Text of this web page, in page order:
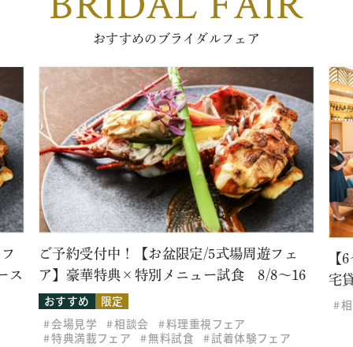
おすすめのブライダルフェア
ス
ご予約受付中！【お盆限定/5式場周遊フェ
ア】豪華特典×特別メニュー試食 8/8～16
おすすめ
限定
会場見学
相談会
料理重視フェア
特典満載フェア
無料試食 試着体験フェア
【
宅